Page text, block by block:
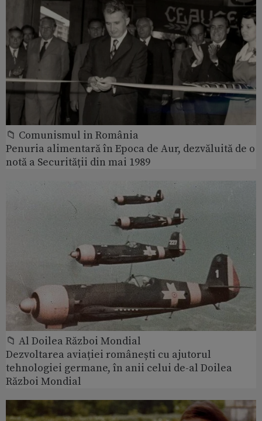
📁 Comunismul in România
Penuria alimentară în Epoca de Aur, dezvăluită de o
notă a Securității din mai 1989
📁 Al Doilea Război Mondial
Dezvoltarea aviației românești cu ajutorul
tehnologiei germane, în anii celui de-al Doilea
Război Mondial